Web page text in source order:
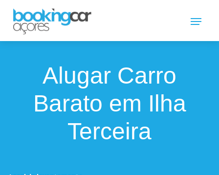
Alugar Carro
Barato em Ilha
Terceira